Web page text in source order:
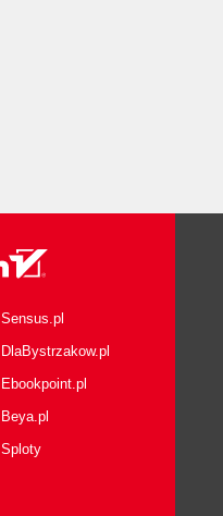
Sensus.pl
DlaBystrzakow.pl
Ebookpoint.pl
Beya.pl
Sploty